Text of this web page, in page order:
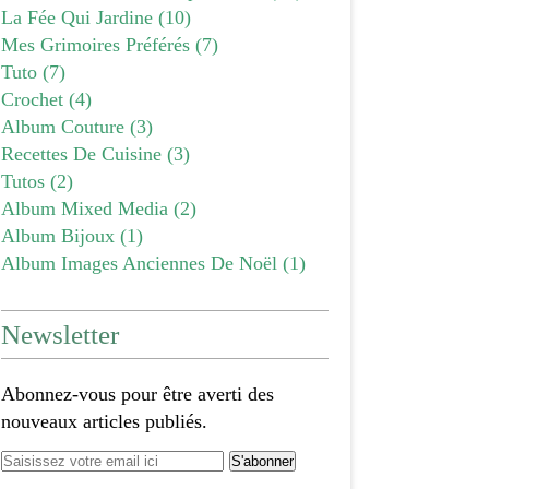
La Fée Qui Jardine (10)
Mes Grimoires Préférés (7)
Tuto (7)
Crochet (4)
Album Couture (3)
Recettes De Cuisine (3)
Tutos (2)
Album Mixed Media (2)
Album Bijoux (1)
Album Images Anciennes De Noël (1)
Newsletter
Abonnez-vous pour être averti des
nouveaux articles publiés.